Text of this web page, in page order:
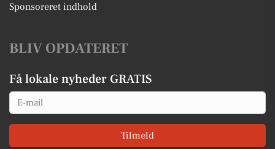
Sponsoreret indhold
BLIV OPDATERET
Få lokale nyheder GRATIS
Email
Tilmeld